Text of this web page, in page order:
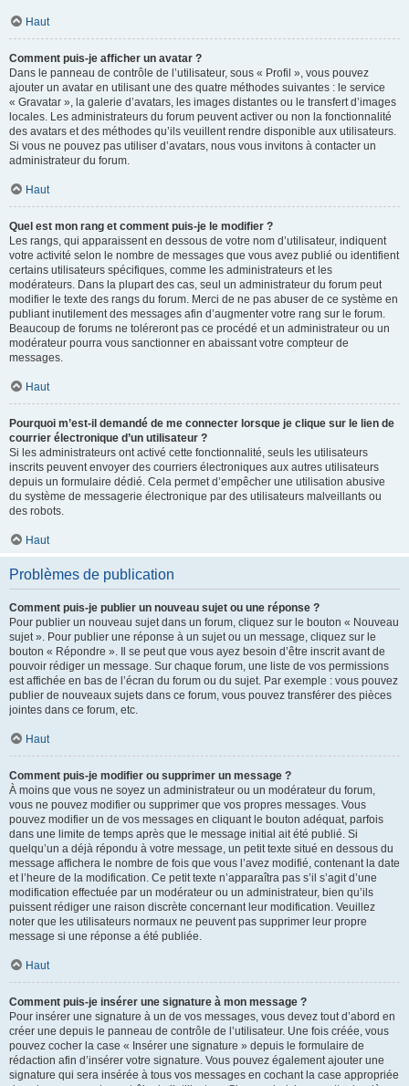
Haut
Comment puis-je afficher un avatar ?
Dans le panneau de contrôle de l’utilisateur, sous « Profil », vous pouvez
ajouter un avatar en utilisant une des quatre méthodes suivantes : le service
« Gravatar », la galerie d’avatars, les images distantes ou le transfert d’images
locales. Les administrateurs du forum peuvent activer ou non la fonctionnalité
des avatars et des méthodes qu’ils veuillent rendre disponible aux utilisateurs.
Si vous ne pouvez pas utiliser d’avatars, nous vous invitons à contacter un
administrateur du forum.
Haut
Quel est mon rang et comment puis-je le modifier ?
Les rangs, qui apparaissent en dessous de votre nom d’utilisateur, indiquent
votre activité selon le nombre de messages que vous avez publié ou identifient
certains utilisateurs spécifiques, comme les administrateurs et les
modérateurs. Dans la plupart des cas, seul un administrateur du forum peut
modifier le texte des rangs du forum. Merci de ne pas abuser de ce système en
publiant inutilement des messages afin d’augmenter votre rang sur le forum.
Beaucoup de forums ne toléreront pas ce procédé et un administrateur ou un
modérateur pourra vous sanctionner en abaissant votre compteur de
messages.
Haut
Pourquoi m’est-il demandé de me connecter lorsque je clique sur le lien de
courrier électronique d’un utilisateur ?
Si les administrateurs ont activé cette fonctionnalité, seuls les utilisateurs
inscrits peuvent envoyer des courriers électroniques aux autres utilisateurs
depuis un formulaire dédié. Cela permet d’empêcher une utilisation abusive
du système de messagerie électronique par des utilisateurs malveillants ou
des robots.
Haut
Problèmes de publication
Comment puis-je publier un nouveau sujet ou une réponse ?
Pour publier un nouveau sujet dans un forum, cliquez sur le bouton « Nouveau
sujet ». Pour publier une réponse à un sujet ou un message, cliquez sur le
bouton « Répondre ». Il se peut que vous ayez besoin d’être inscrit avant de
pouvoir rédiger un message. Sur chaque forum, une liste de vos permissions
est affichée en bas de l’écran du forum ou du sujet. Par exemple : vous pouvez
publier de nouveaux sujets dans ce forum, vous pouvez transférer des pièces
jointes dans ce forum, etc.
Haut
Comment puis-je modifier ou supprimer un message ?
À moins que vous ne soyez un administrateur ou un modérateur du forum,
vous ne pouvez modifier ou supprimer que vos propres messages. Vous
pouvez modifier un de vos messages en cliquant le bouton adéquat, parfois
dans une limite de temps après que le message initial ait été publié. Si
quelqu’un a déjà répondu à votre message, un petit texte situé en dessous du
message affichera le nombre de fois que vous l’avez modifié, contenant la date
et l’heure de la modification. Ce petit texte n’apparaîtra pas s’il s’agit d’une
modification effectuée par un modérateur ou un administrateur, bien qu’ils
puissent rédiger une raison discrète concernant leur modification. Veuillez
noter que les utilisateurs normaux ne peuvent pas supprimer leur propre
message si une réponse a été publiée.
Haut
Comment puis-je insérer une signature à mon message ?
Pour insérer une signature à un de vos messages, vous devez tout d’abord en
créer une depuis le panneau de contrôle de l’utilisateur. Une fois créée, vous
pouvez cocher la case « Insérer une signature » depuis le formulaire de
rédaction afin d’insérer votre signature. Vous pouvez également ajouter une
signature qui sera insérée à tous vos messages en cochant la case appropriée